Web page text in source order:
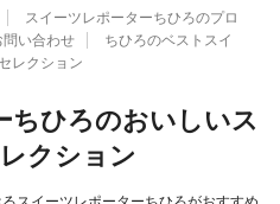
スイーツレポーターちひろのプロ
い合わせ
ちひろのベストスイ
レクション
ちひろのおいしいス
クション